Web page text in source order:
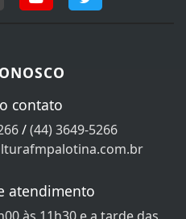
/(44) 3649-5266
atendimento
Sábado, Domingo e